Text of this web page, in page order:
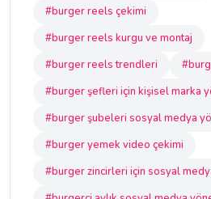
#burger reels çekimi
#burger reels kurgu ve montaj
#burger reels trendleri
#burger şefleri için kişisel marka
#burger şubeleri sosyal medya
#burger yemek video çekimi
#burger zincirleri için sosyal